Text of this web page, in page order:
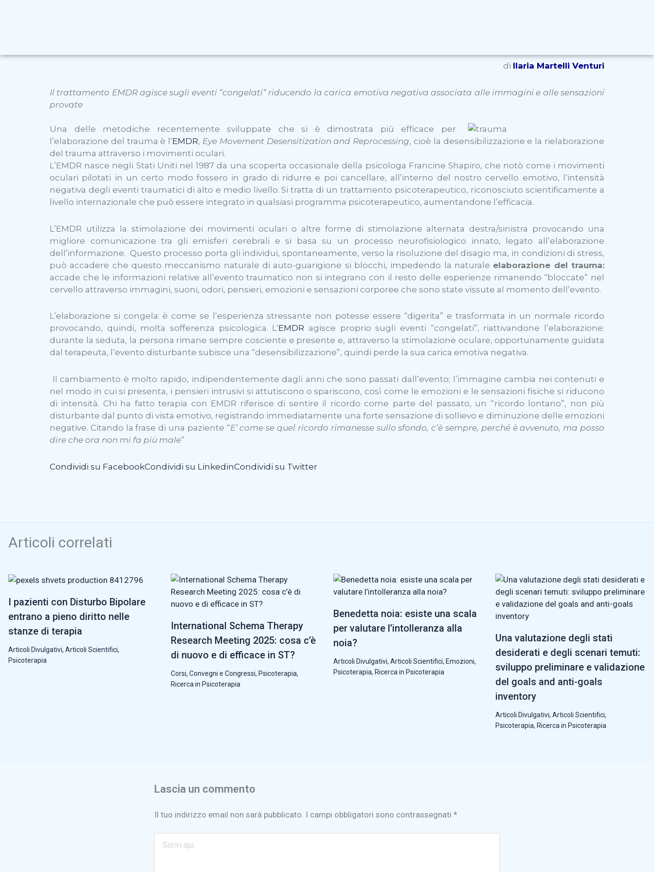
di Ilaria Martelli Venturi
Il trattamento EMDR agisce sugli eventi “congelati” riducendo la carica emotiva negativa associata alle immagini e alle sensazioni
provate
Una delle metodiche recentemente sviluppate che si è dimostrata più efficace per
l’elaborazione del trauma è l’EMDR, Eye Movement Desensitization and Reprocessing, cioè la desensibilizzazione e la rielaborazione
del trauma attraverso i movimenti oculari.
L’EMDR nasce negli Stati Uniti nel 1987 da una scoperta occasionale della psicologa Francine Shapiro, che notò come i movimenti
oculari pilotati in un certo modo fossero in grado di ridurre e poi cancellare, all’interno del nostro cervello emotivo, l’intensità
negativa degli eventi traumatici di alto e medio livello. Si tratta di un trattamento psicoterapeutico, riconosciuto scientificamente a
livello internazionale che può essere integrato in qualsiasi programma psicoterapeutico, aumentandone l’efficacia.
L’EMDR utilizza la stimolazione dei movimenti oculari o altre forme di stimolazione alternata destra/sinistra provocando una
migliore comunicazione tra gli emisferi cerebrali e si basa su un processo neurofisiologico innato, legato all’elaborazione
dell’informazione. Questo processo porta gli individui, spontaneamente, verso la risoluzione del disagio ma, in condizioni di stress,
può accadere che questo meccanismo naturale di auto-guarigione si blocchi, impedendo la naturale elaborazione del trauma:
accade che le informazioni relative all’evento traumatico non si integrano con il resto delle esperienze rimanendo “bloccate” nel
cervello attraverso immagini, suoni, odori, pensieri, emozioni e sensazioni corporee che sono state vissute al momento dell’evento.
L’elaborazione si congela: è come se l’esperienza stressante non potesse essere “digerita” e trasformata in un normale ricordo
provocando, quindi, molta sofferenza psicologica. L’EMDR agisce proprio sugli eventi “congelati”, riattivandone l’elaborazione:
durante la seduta, la persona rimane sempre cosciente e presente e, attraverso la stimolazione oculare, opportunamente guidata
dal terapeuta, l’evento disturbante subisce una “desensibilizzazione”, quindi perde la sua carica emotiva negativa.
Il cambiamento è molto rapido, indipendentemente dagli anni che sono passati dall’evento; l’immagine cambia nei contenuti e
nel modo in cui si presenta, i pensieri intrusivi si attutiscono o spariscono, così come le emozioni e le sensazioni fisiche si riducono
di intensità. Chi ha fatto terapia con EMDR riferisce di sentire il ricordo come parte del passato, un “ricordo lontano”, non più
disturbante dal punto di vista emotivo, registrando immediatamente una forte sensazione di sollievo e diminuzione delle emozioni
negative. Citando la frase di una paziente “E’ come se quel ricordo rimanesse sullo sfondo, c’è sempre, perché è avvenuto, ma posso
dire che ora non mi fa più male”
Condividi su FacebookCondividi su LinkedinCondividi su Twitter
Articoli correlati
I pazienti con Disturbo Bipolare
entrano a pieno diritto nelle
stanze di terapia
Articoli Divulgativi, Articoli Scientifici,
Psicoterapia
International Schema Therapy
Research Meeting 2025: cosa c’è
di nuovo e di efficace in ST?
Corsi, Convegni e Congressi, Psicoterapia,
Ricerca in Psicoterapia
Benedetta noia: esiste una scala
per valutare l’intolleranza alla
noia?
Articoli Divulgativi, Articoli Scientifici, Emozioni,
Psicoterapia, Ricerca in Psicoterapia
Una valutazione degli stati
desiderati e degli scenari temuti:
sviluppo preliminare e validazione
del goals and anti-goals
inventory
Articoli Divulgativi,Articoli Scientifici,
Psicoterapia,Ricerca in Psicoterapia
Lascia un commento
Il tuo indirizzo email non sarà pubblicato. I campi obbligatori sono contrassegnati *
qui..